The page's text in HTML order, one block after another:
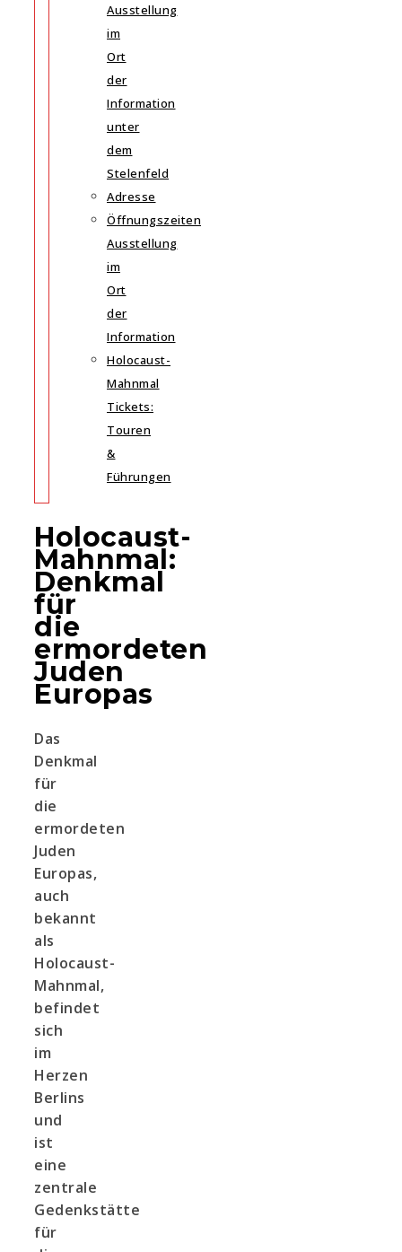
Ausstellung
im
Ort
der
Information
unter
dem
Stelenfeld
Adresse
Öffnungszeiten
Ausstellung
im
Ort
der
Information
Holocaust-
Mahnmal
Tickets:
Touren
&
Führungen
Holocaust-
Mahnmal:
Denkmal
für
die
ermordeten
Juden
Europas
Das
Denkmal
für
die
ermordeten
Juden
Europas,
auch
bekannt
als
Holocaust-
Mahnmal,
befindet
sich
im
Herzen
Berlins
und
ist
eine
zentrale
Gedenkstätte
für